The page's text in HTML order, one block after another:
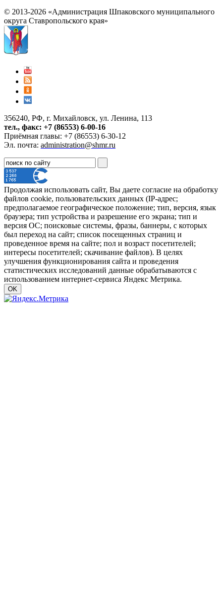
© 2013-2026 «Администрация Шпаковского муниципального
округа Ставропольского края»
356240, РФ, г. Михайловск, ул. Ленина, 113
тел., факс: +7 (86553) 6-00-16
Приёмная главы: +7 (86553) 6-30-12
Эл. почта: administration@shmr.ru
Продолжая использовать сайт, Вы даете согласие на обработку
файлов cookie, пользовательских данных (IP-адрес;
предполагаемое географическое положение; тип, версия, язык
браузера; тип устройства и разрешение его экрана; тип и
версия ОС; поисковые системы, фразы, баннеры, с которых
был переход на сайт; список посещенных страниц и
проведенное время на сайте; пол и возраст посетителей;
интересы посетителей; скачивание файлов). В целях
улучшения функционирования сайта и проведения
статистических исследований данные обрабатываются с
использованием интернет-сервиса Яндекс Метрика.
OK